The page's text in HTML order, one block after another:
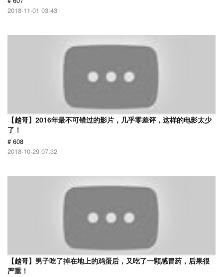
2018-11-01 03:43
【越哥】2016年最不可错过的影片，几乎零差评，这样的电影太少
了！
# 608
2018-10-29 07:32
【越哥】男子吃了掉在地上的鸡蛋后，又吃了一颗感冒药，后果很
严重！